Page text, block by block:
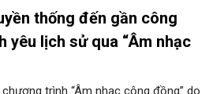
thống đến gần công
yêu lịch sử qua “Âm nhạc